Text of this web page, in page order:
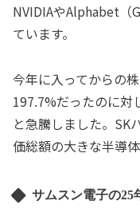
NVIDIAやAlphabet（
ています。
今年に入ってからの
197.7%だったのに対
と急騰しました。SK
価総額の大きな半導
サムスン電子の25